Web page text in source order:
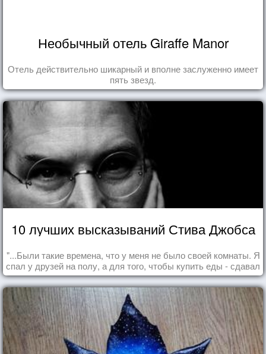
Необычный отель Giraffe Manor
Отель действительно шикарный и вполне заслуженно имеет
пять звезд.
10 лучших высказываний Стива Джобса
"...Были такие времена, что у меня не было своей комнаты. Я
спал у друзей на полу, а для того, чтобы купить еды - сдавал
бутылки из под кока-колы"